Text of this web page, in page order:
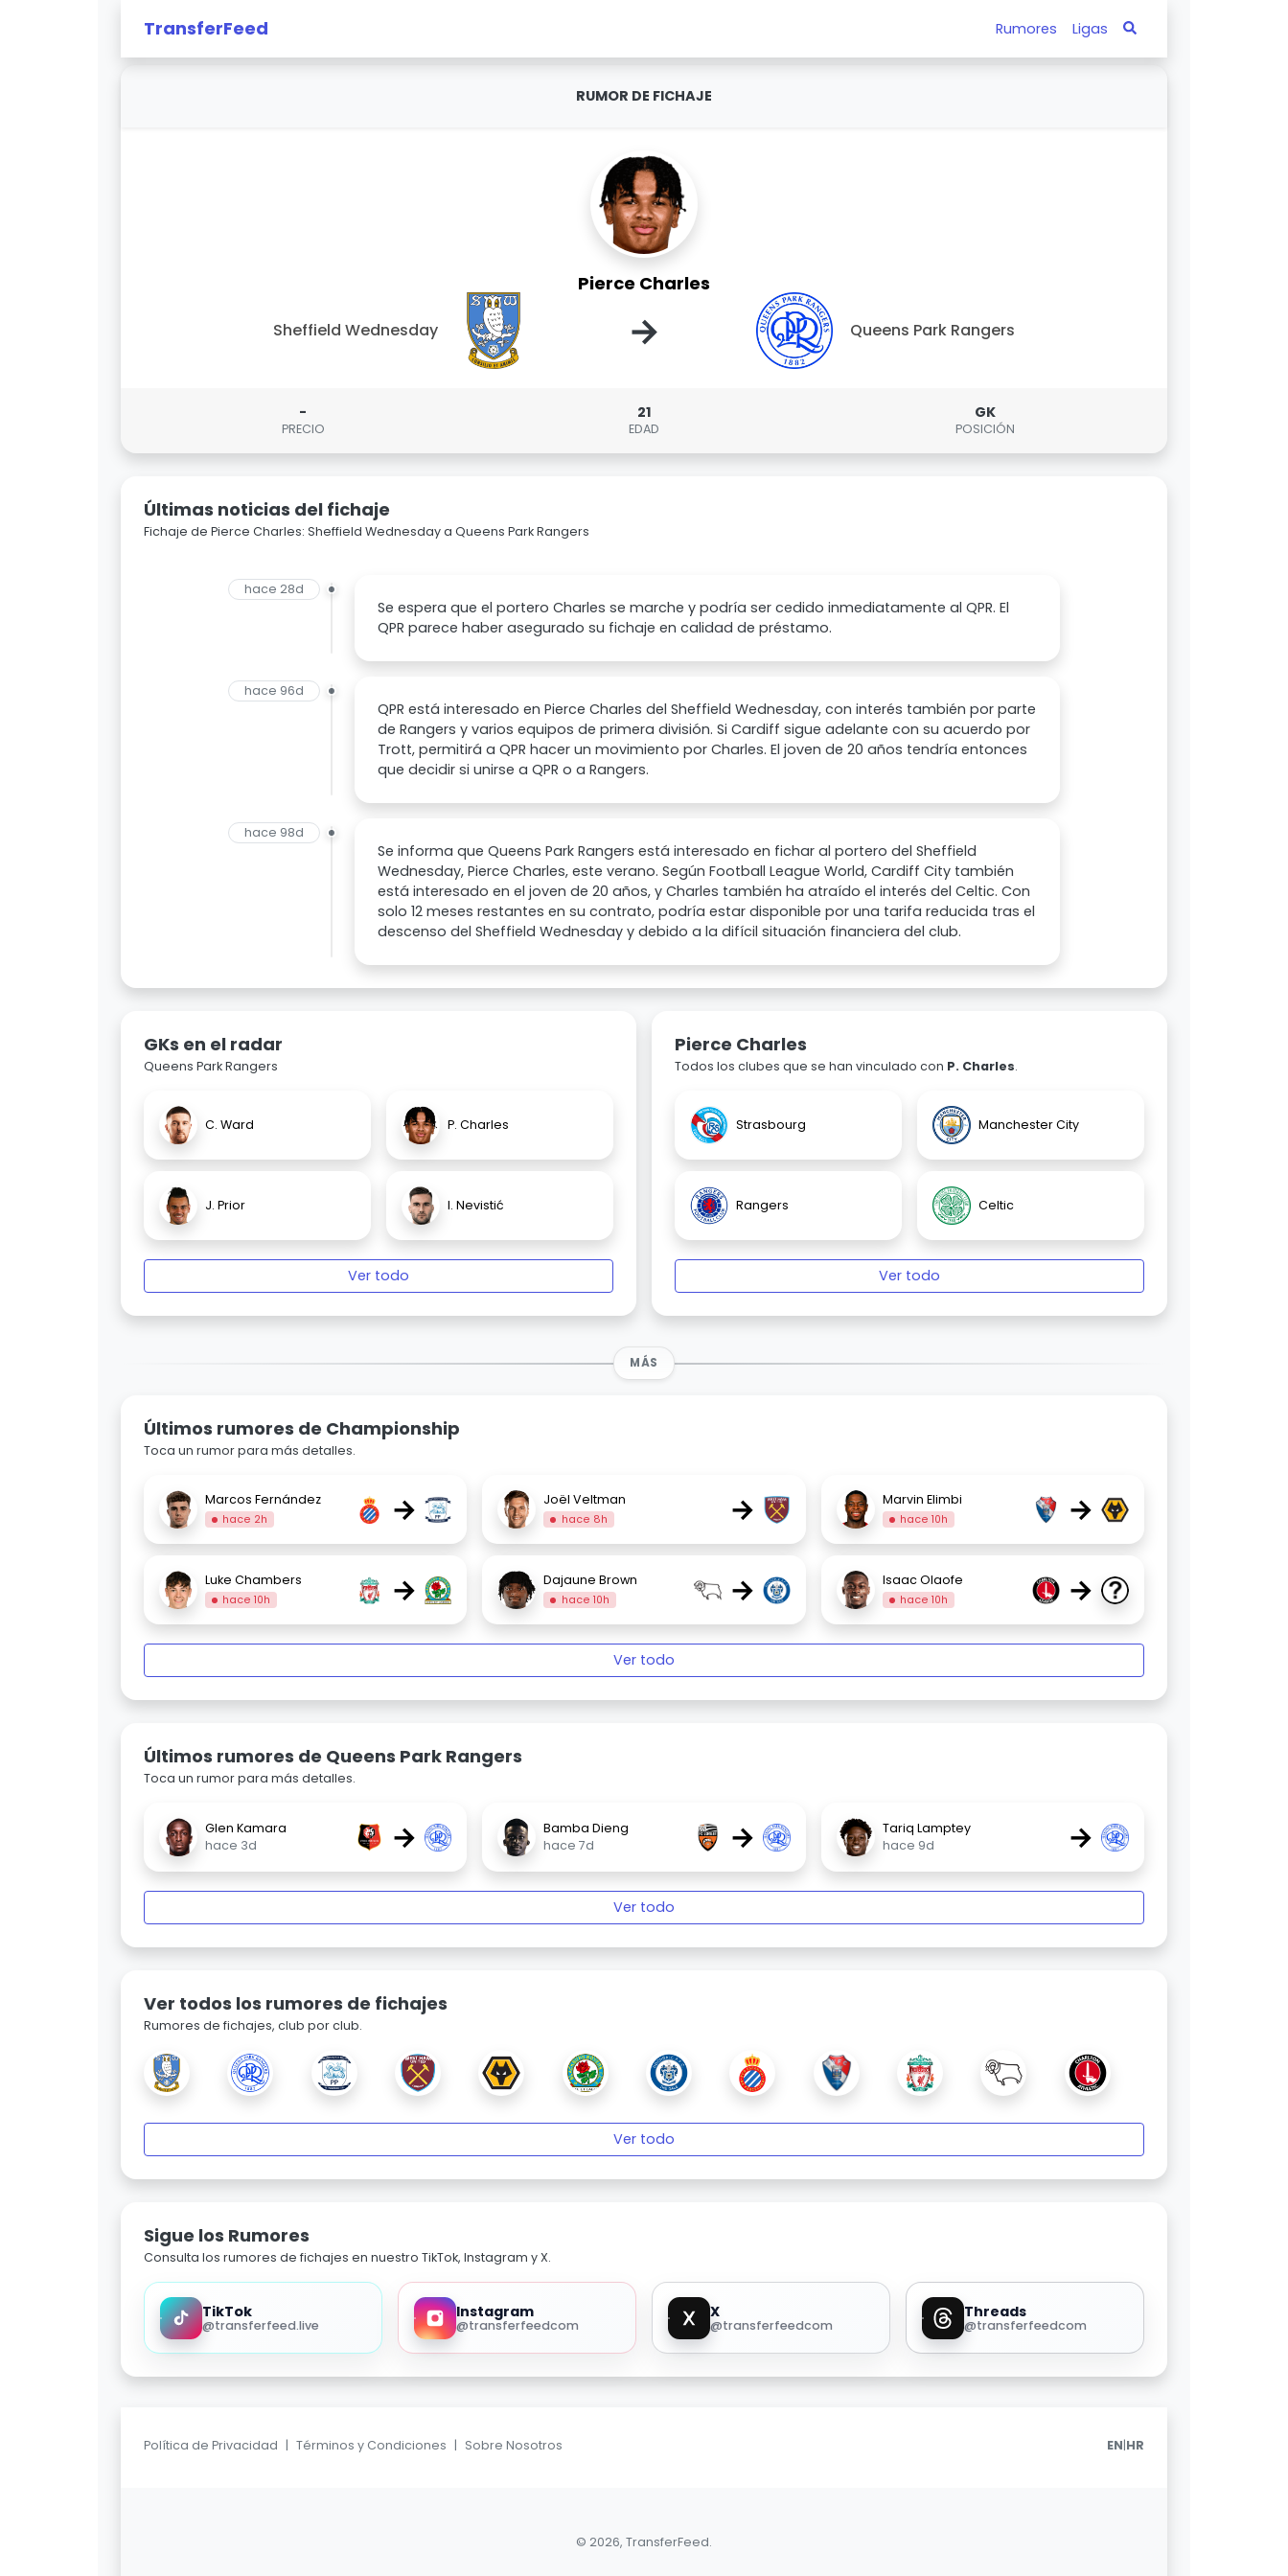
TransferFeed Rumores Ligas
RUMOR DE FICHAJE
Pierce Charles
Sheffield Wednesday → Queens Park Rangers
-
PRECIO
21
EDAD
GK
POSICIÓN
Últimas noticias del fichaje
Fichaje de Pierce Charles: Sheffield Wednesday a Queens Park Rangers
hace 28d
Se espera que el portero Charles se marche y podría ser cedido inmediatamente al QPR. El
QPR parece haber asegurado su fichaje en calidad de préstamo.
hace 96d
QPR está interesado en Pierce Charles del Sheffield Wednesday, con interés también por parte
de Rangers y varios equipos de primera división. Si Cardiff sigue adelante con su acuerdo por
Trott, permitirá a QPR hacer un movimiento por Charles. El joven de 20 años tendría entonces
que decidir si unirse a QPR o a Rangers.
hace 98d
Se informa que Queens Park Rangers está interesado en fichar al portero del Sheffield
Wednesday, Pierce Charles, este verano. Según Football League World, Cardiff City también
está interesado en el joven de 20 años, y Charles también ha atraído el interés del Celtic. Con
solo 12 meses restantes en su contrato, podría estar disponible por una tarifa reducida tras el
descenso del Sheffield Wednesday y debido a la difícil situación financiera del club.
GKs en el radar
Queens Park Rangers
C. Ward P. Charles
J. Prior I. Nevistić
Ver todo
Pierce Charles
Todos los clubes que se han vinculado con P. Charles.
Strasbourg Manchester City
Rangers Celtic
Ver todo
MÁS
Últimos rumores de Championship
Toca un rumor para más detalles.
Marcos Fernández
hace 2h → Joël Veltman
hace 8h → Marvin Elimbi
hace 10h →
Luke Chambers
hace 10h → Dajaune Brown
hace 10h → Isaac Olaofe
hace 10h →
Ver todo
Últimos rumores de Queens Park Rangers
Toca un rumor para más detalles.
Glen Kamara
hace 3d
→
Bamba Dieng
hace 7d
→
Tariq Lamptey
hace 9d
→
Ver todo
Ver todos los rumores de fichajes
Rumores de fichajes, club por club.
Ver todo
Sigue los Rumores
Consulta los rumores de fichajes en nuestro TikTok, Instagram y X.
TikTok
@transferfeed.live
Instagram
@transferfeedcom
X
@transferfeedcom
Threads
@transferfeedcom
Política de Privacidad | Términos y Condiciones | Sobre Nosotros EN|HR
© 2026, TransferFeed.